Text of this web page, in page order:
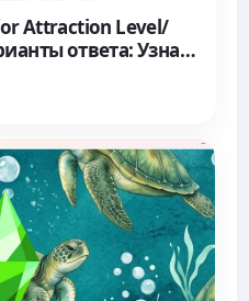
Attraction Level/
ответа: Узнать